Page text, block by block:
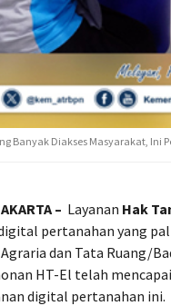
Banyak Diakses Masyarakat, Ini
– Layanan Hak
pertanahan yang
dan Tata Ruang/
HT-El telah mencapai
digital pertanahan ini.